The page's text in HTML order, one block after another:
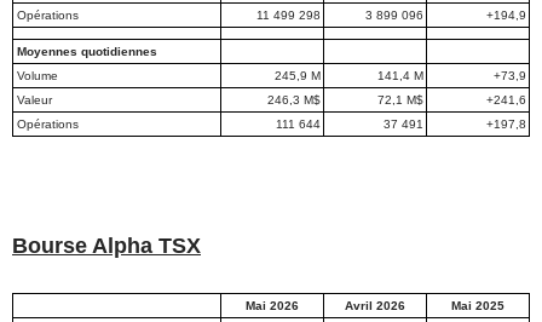
Opérations 11 499 298 3 899 096 +194,9
Moyennes quotidiennes
Volume
245,9 M 141,4 M
+73,9
Valeur
246,3 M$ 72,1 M$
+241,6
Opérations
111 644 37 491 +197,8
Bourse Alpha TSX
Mai 2026 Avril 2026
Mai 2025